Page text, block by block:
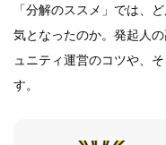
「分解のススメ」では、
気となったのか。発起人
ュニティ運営のコツや、
す。